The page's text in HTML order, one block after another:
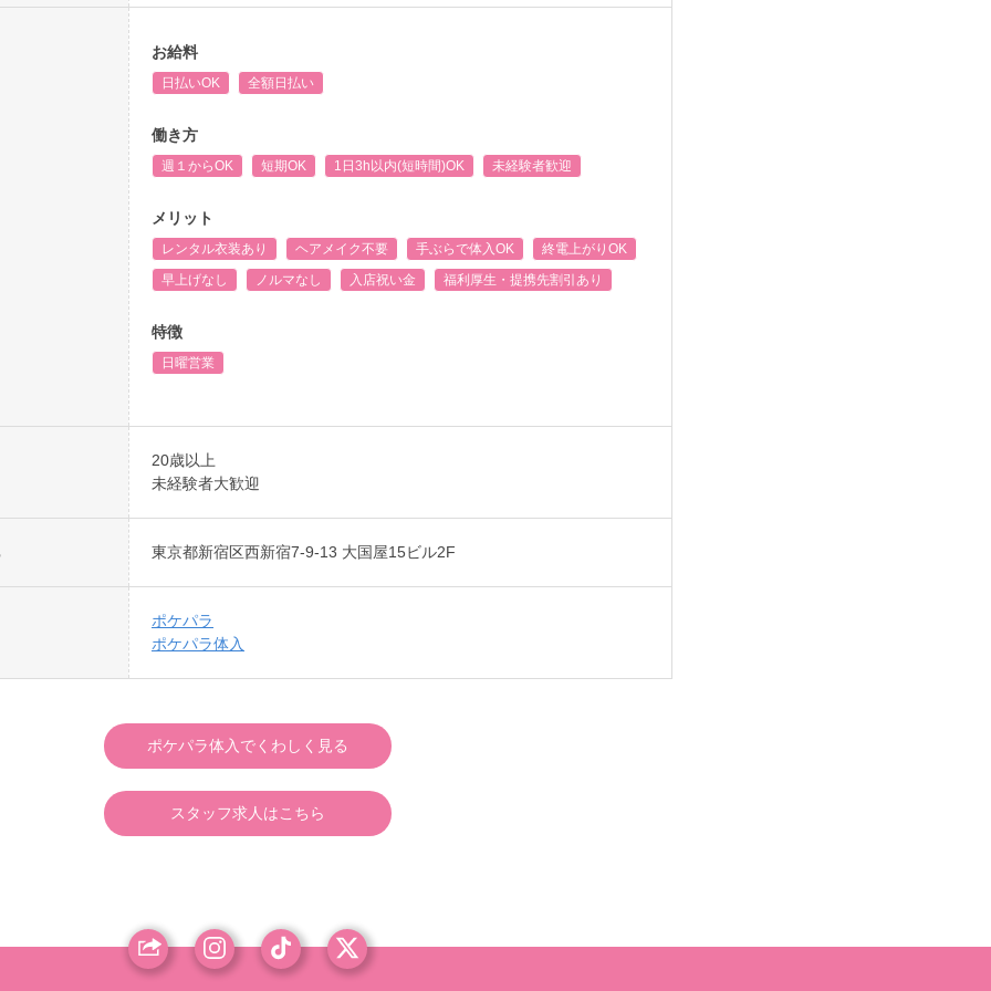
お給料
日払いOK 全額日払い
働き方
週１からOK 短期OK 1日3h以内(短時間)OK 未経験者歓迎
メリット
レンタル衣装あり ヘアメイク不要 手ぶらで体入OK
終電上がりOK
早上げなし
ノルマなし 入店祝い金 福利厚生・提携先割引あり
特徴
日曜営業
20歳以上
未経験者大歓迎
東京都新宿区西新宿7-9-13 大国屋15ビル2F
ポケパラ
ポケパラ体入
ポケパラ体入でくわしく見る
スタッフ求人はこちら